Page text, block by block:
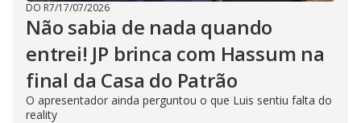
DO R7/17/07/2026
Não sabia de nada quando
entrei! JP brinca com Hassum na
final da Casa do Patrão
O apresentador ainda perguntou o que Luis sentiu falta do
reality